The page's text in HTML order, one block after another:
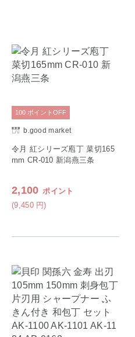
b.good market
令月 紅シリーズ庖丁 菜切165
mm CR-010 新潟燕三条
2,100 ポイント
(9,450 円)
100 ポイント OFF